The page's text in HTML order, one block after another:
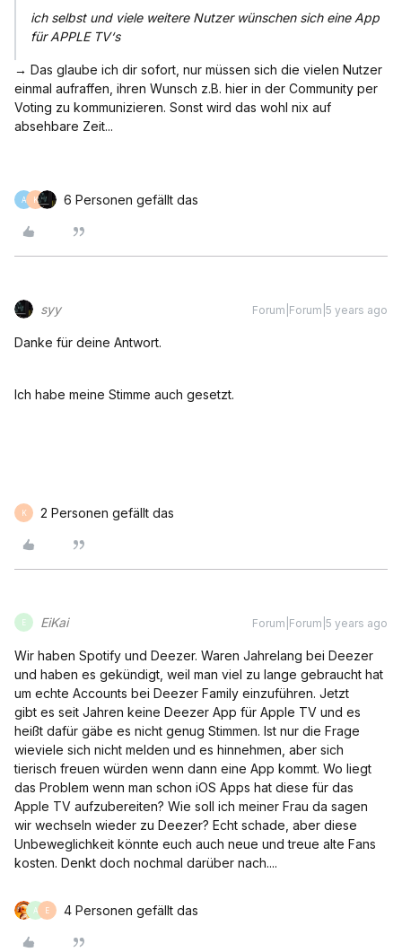
ich selbst und viele weitere Nutzer wünschen sich eine App
für APPLE TV‘s
→ Das glaube ich dir sofort, nur müssen sich die vielen Nutzer
einmal aufraffen, ihren Wunsch z.B. hier in der Community per
Voting zu kommunizieren. Sonst wird das wohl nix auf
absehbare Zeit...
A K 6 Personen gefällt das
syy Forum|Forum|5 years ago
Danke für deine Antwort.
Ich habe meine Stimme auch gesetzt.
K 2 Personen gefällt das
E EiKai Forum|Forum|5 years ago
Wir haben Spotify und Deezer. Waren Jahrelang bei Deezer
und haben es gekündigt, weil man viel zu lange gebraucht hat
um echte Accounts bei Deezer Family einzuführen. Jetzt
gibt es seit Jahren keine Deezer App für Apple TV und es
heißt dafür gäbe es nicht genug Stimmen. Ist nur die Frage
wieviele sich nicht melden und es hinnehmen, aber sich
tierisch freuen würden wenn dann eine App kommt. Wo liegt
das Problem wenn man schon iOS Apps hat diese für das
Apple TV aufzubereiten? Wie soll ich meiner Frau da sagen
wir wechseln wieder zu Deezer? Echt schade, aber diese
Unbeweglichkeit könnte euch auch neue und treue alte Fans
kosten. Denkt doch nochmal darüber nach....
A E 4 Personen gefällt das